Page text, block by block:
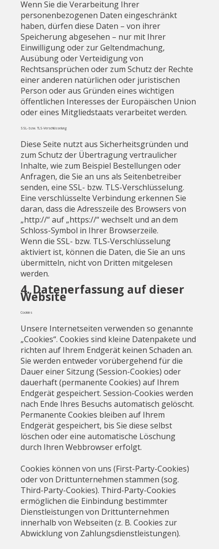
Wenn Sie die Verarbeitung Ihrer
personenbezogenen Daten eingeschränkt
haben, dürfen diese Daten – von ihrer
Speicherung abgesehen – nur mit Ihrer
Einwilligung oder zur Geltendmachung,
Ausübung oder Verteidigung von
Rechtsansprüchen oder zum Schutz der Rechte
einer anderen natürlichen oder juristischen
Person oder aus Gründen eines wichtigen
öffentlichen Interesses der Europäischen Union
oder eines Mitgliedstaats verarbeitet werden.
SSL- bzw. TLS-Verschlüsselung
Diese Seite nutzt aus Sicherheitsgründen und
zum Schutz der Übertragung vertraulicher
Inhalte, wie zum Beispiel Bestellungen oder
Anfragen, die Sie an uns als Seitenbetreiber
senden, eine SSL- bzw. TLS-Verschlüsselung.
Eine verschlüsselte Verbindung erkennen Sie
daran, dass die Adresszeile des Browsers von
„http://“ auf „https://“ wechselt und an dem
Schloss-Symbol in Ihrer Browserzeile.
Wenn die SSL- bzw. TLS-Verschlüsselung
aktiviert ist, können die Daten, die Sie an uns
übermitteln, nicht von Dritten mitgelesen
werden.
4. Datenerfassung auf dieser
Website
Cookies
Unsere Internetseiten verwenden so genannte
„Cookies“. Cookies sind kleine Datenpakete und
richten auf Ihrem Endgerät keinen Schaden an.
Sie werden entweder vorübergehend für die
Dauer einer Sitzung (Session-Cookies) oder
dauerhaft (permanente Cookies) auf Ihrem
Endgerät gespeichert. Session-Cookies werden
nach Ende Ihres Besuchs automatisch gelöscht.
Permanente Cookies bleiben auf Ihrem
Endgerät gespeichert, bis Sie diese selbst
löschen oder eine automatische Löschung
durch Ihren Webbrowser erfolgt.
Cookies können von uns (First-Party-Cookies)
oder von Drittunternehmen stammen (sog.
Third-Party-Cookies). Third-Party-Cookies
ermöglichen die Einbindung bestimmter
Dienstleistungen von Drittunternehmen
innerhalb von Webseiten (z. B. Cookies zur
Abwicklung von Zahlungsdienstleistungen).